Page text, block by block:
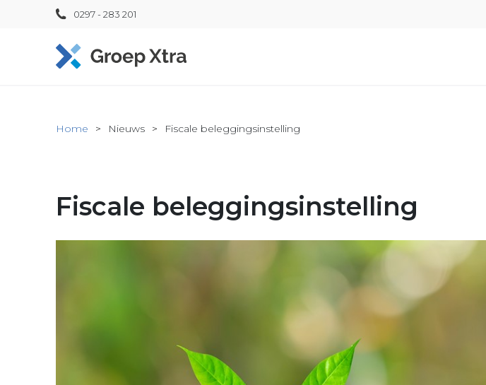
0297 - 283 201
Home Nieuws Fiscale beleggingsinstelling
Fiscale beleggingsinstelling